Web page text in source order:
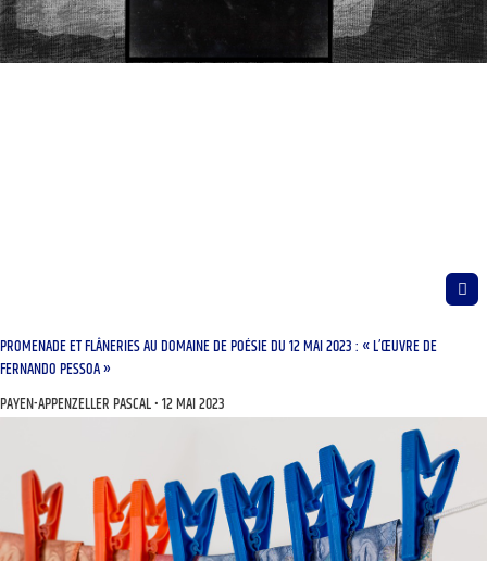
PROMENADE ET FLÂNERIES AU DOMAINE DE POÉSIE DU 12 MAI 2023 : « L’ŒUVRE DE
FERNANDO PESSOA »
PAYEN-APPENZELLER PASCAL 12 MAI 2023